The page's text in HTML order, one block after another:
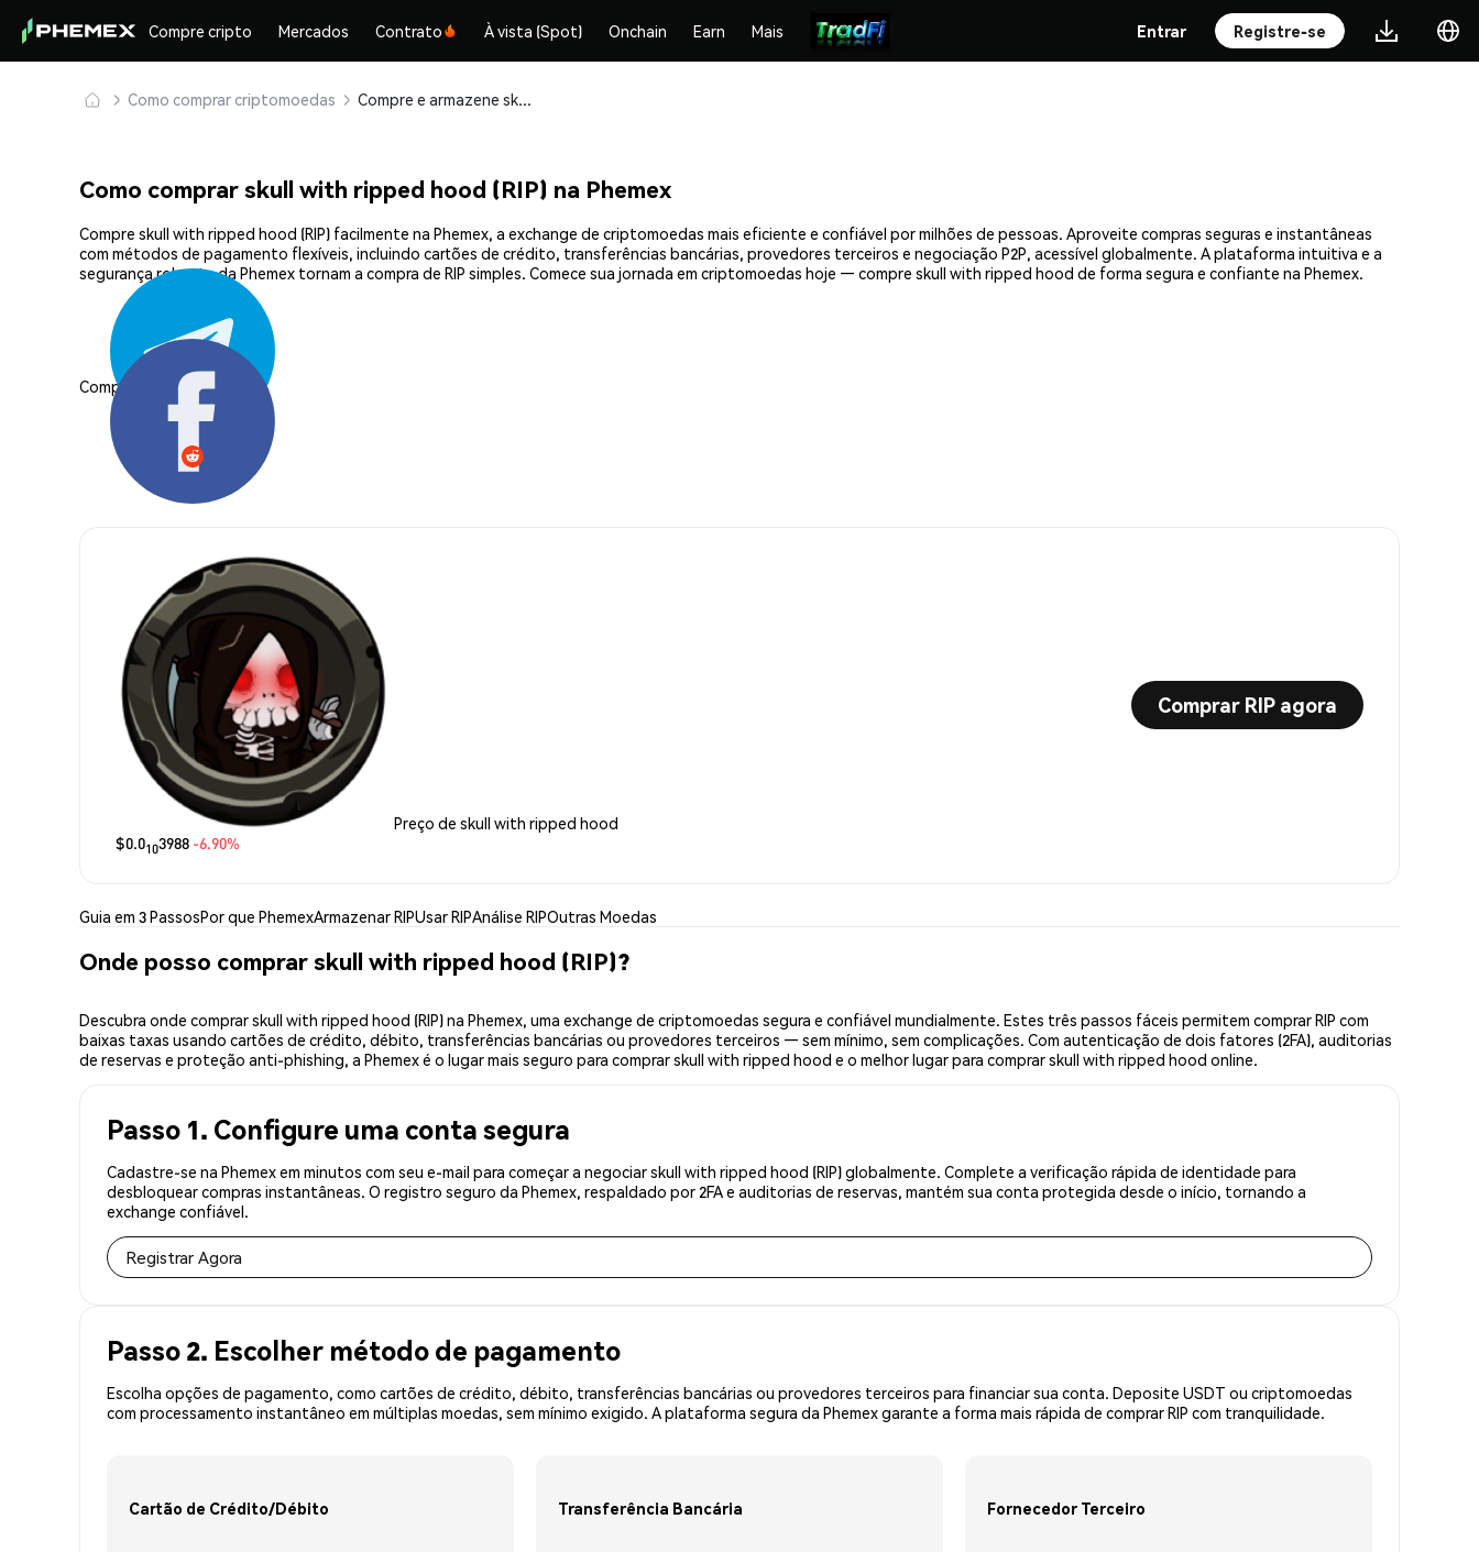
Compre cripto Mercados Contrato À vista (Spot) Onchain Earn Mais Entrar Registre-se
Como comprar criptomoedas Compre e armazene skull with ripped hood (RIP) com segurança
Como comprar skull with ripped hood (RIP) na Phemex
Compre skull with ripped hood (RIP) facilmente na Phemex, a exchange de criptomoedas mais eficiente e confiável por milhões de pessoas. Aproveite compras seguras e instantâneas
com métodos de pagamento flexíveis, incluindo cartões de crédito, transferências bancárias, provedores terceiros e negociação P2P, acessível globalmente. A plataforma intuitiva e a
segurança robusta da Phemex tornam a compra de RIP simples. Comece sua jornada em criptomoedas hoje — compre skull with ripped hood de forma segura e confiante na Phemex.
Compartilhar:
Preço de skull with ripped hood
$0.0103988 -6.90%
Comprar RIP agora
Guia em 3 PassosPor que PhemexArmazenar RIPUsar RIPAnálise RIPOutras Moedas
Onde posso comprar skull with ripped hood (RIP)?
Descubra onde comprar skull with ripped hood (RIP) na Phemex, uma exchange de criptomoedas segura e confiável mundialmente. Estes três passos fáceis permitem comprar RIP com
baixas taxas usando cartões de crédito, débito, transferências bancárias ou provedores terceiros — sem mínimo, sem complicações. Com autenticação de dois fatores (2FA), auditorias
de reservas e proteção anti-phishing, a Phemex é o lugar mais seguro para comprar skull with ripped hood e o melhor lugar para comprar skull with ripped hood online.
Passo 1. Configure uma conta segura
Cadastre-se na Phemex em minutos com seu e-mail para começar a negociar skull with ripped hood (RIP) globalmente. Complete a verificação rápida de identidade para
desbloquear compras instantâneas. O registro seguro da Phemex, respaldado por 2FA e auditorias de reservas, mantém sua conta protegida desde o início, tornando a
exchange confiável.
Registrar Agora
Passo 2. Escolher método de pagamento
Escolha opções de pagamento, como cartões de crédito, débito, transferências bancárias ou provedores terceiros para financiar sua conta. Deposite USDT ou criptomoedas
com processamento instantâneo em múltiplas moedas, sem mínimo exigido. A plataforma segura da Phemex garante a forma mais rápida de comprar RIP com tranquilidade.
Cartão de Crédito/Débito Transferência Bancária Fornecedor Terceiro